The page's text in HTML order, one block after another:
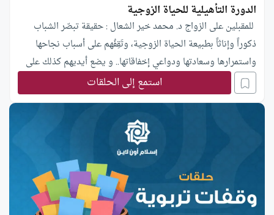
الدورة التأهيلية للحياة الزوجية
للمقبلين على الزواج د. محمد خير الشعال : حقيقة تبصّر الشباب
ذكوراً وإناثاً بطبيعة الحياة الزوجية، وتَقِفُهم على أسباب نجاحها
واستمرارها وسعادتها ودواعي إخفاقاتها.. و يضع أيديهم كذلك على
النقاط المهمة الدقيقة في العلاقات الزوجية ، ويبحث في طبيعة
المشكلات الناجمة عادة .
استمع إلى الحلقات